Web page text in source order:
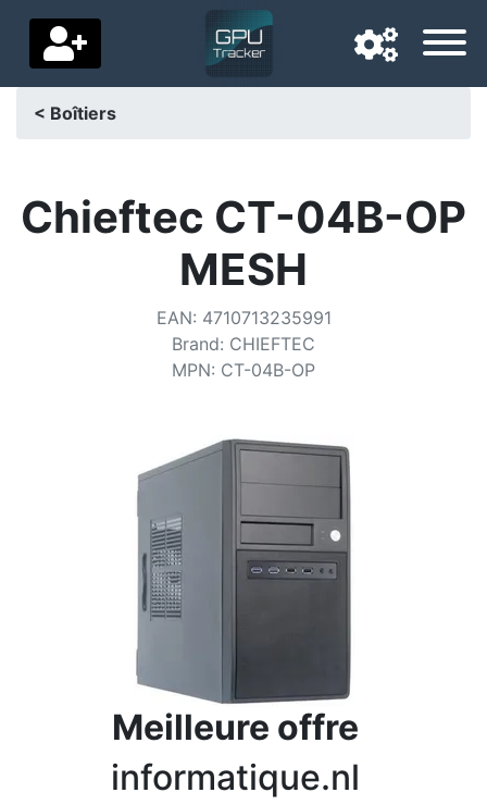
Pays de livraison
< Boîtiers
Chieftec CT-04B-OP
MESH
EAN: 4710713235991
Brand: CHIEFTEC
MPN: CT-04B-OP
Meilleure offre
informatique.nl